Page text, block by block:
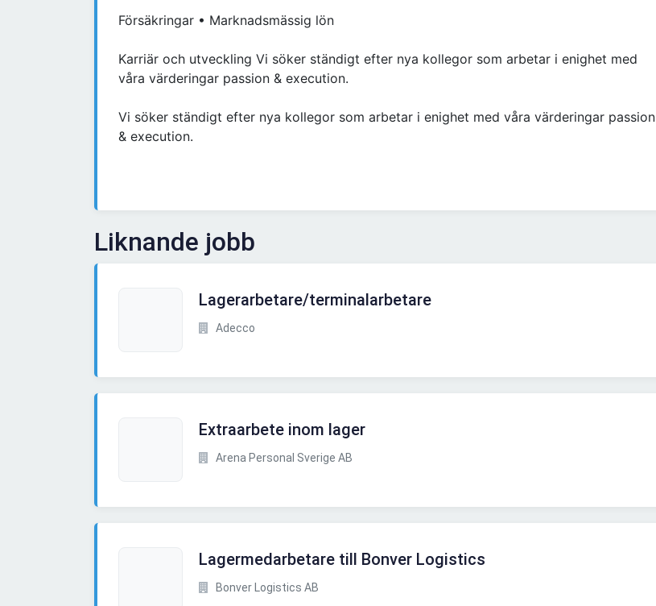
Försäkringar • Marknadsmässig lön
Karriär och utveckling Vi söker ständigt efter nya kollegor som arbetar i enighet med
våra värderingar passion & execution.
Vi söker ständigt efter nya kollegor som arbetar i enighet med våra värderingar passion
& execution.
Liknande jobb
Lagerarbetare/terminalarbetare
Adecco
Extraarbete inom lager
Arena Personal Sverige AB
Lagermedarbetare till Bonver Logistics
Bonver Logistics AB